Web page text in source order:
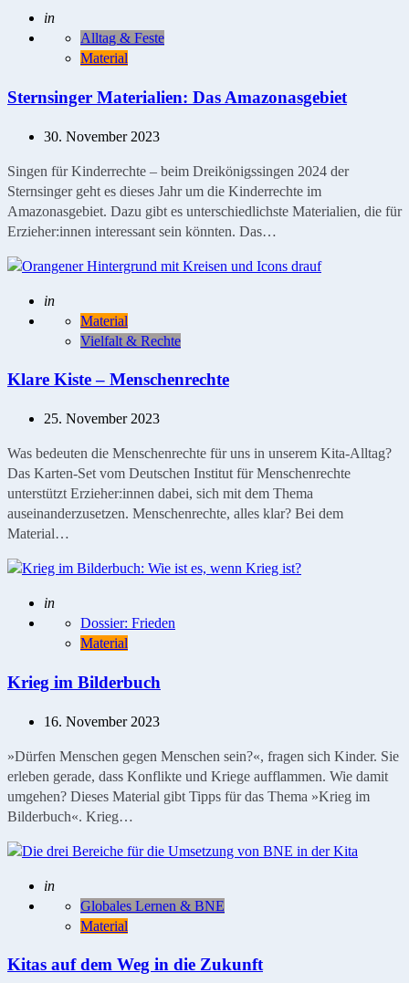
Geschrieben
in
Alltag & Feste
Material
Sternsinger Materialien: Das Amazonasgebiet
30. November 2023
Singen für Kinderrechte – beim Dreikönigssingen 2024 der
Sternsinger geht es dieses Jahr um die Kinderrechte im
Amazonasgebiet. Dazu gibt es unterschiedlichste Materialien, die für
Erzieher:innen interessant sein könnten. Das…
Geschrieben
in
Material
Vielfalt & Rechte
Klare Kiste – Menschenrechte
25. November 2023
Was bedeuten die Menschenrechte für uns in unserem Kita-Alltag?
Das Karten-Set vom Deutschen Institut für Menschenrechte
unterstützt Erzieher:innen dabei, sich mit dem Thema
auseinanderzusetzen. Menschenrechte, alles klar? Bei dem
Material…
Geschrieben
in
Dossier: Frieden
Material
Krieg im Bilderbuch
16. November 2023
»Dürfen Menschen gegen Menschen sein?«, fragen sich Kinder. Sie
erleben gerade, dass Konflikte und Kriege aufflammen. Wie damit
umgehen? Dieses Material gibt Tipps für das Thema »Krieg im
Bilderbuch«. Krieg…
Geschrieben
in
Globales Lernen & BNE
Material
Kitas auf dem Weg in die Zukunft